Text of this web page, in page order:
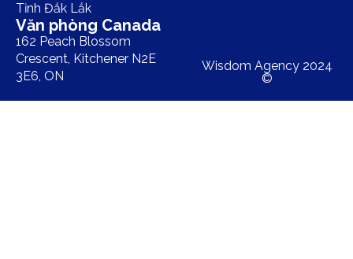
Tỉnh Đắk Lắk
Văn phòng Canada
162 Peach Blossom
Crescent, Kitchener N2E
3E6, ON
Wisdom Agency 2024
©